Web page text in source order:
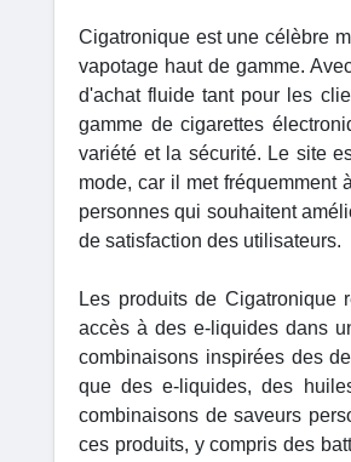
Cigatronique est une célèbre
vapotage haut de gamme.
d'achat fluide tant pour les
gamme de cigarettes
variété et la sécurité. Le site
mode, car il met fréquemment
personnes qui souhaitent
de satisfaction des utilisateurs.
Les produits de Cigatronique
accès à des e-liquides dans
combinaisons inspirées des
que des e-liquides, des
combinaisons de saveurs
ces produits, y compris des